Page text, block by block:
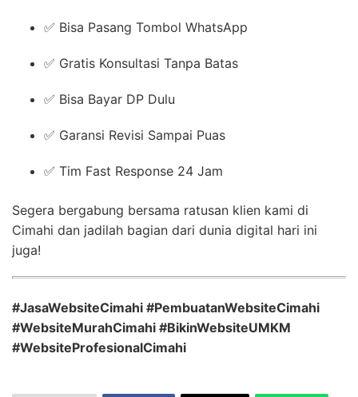
✅ Bisa Pasang Tombol WhatsApp
✅ Gratis Konsultasi Tanpa Batas
✅ Bisa Bayar DP Dulu
✅ Garansi Revisi Sampai Puas
✅ Tim Fast Response 24 Jam
Segera bergabung bersama ratusan klien kami di
Cimahi dan jadilah bagian dari dunia digital hari ini
juga!
#JasaWebsiteCimahi #PembuatanWebsiteCimahi
#WebsiteMurahCimahi #BikinWebsiteUMKM
#WebsiteProfesionalCimahi